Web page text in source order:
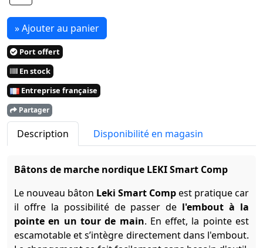
» Ajouter au panier
Port offert
En stock
Entreprise française
Partager
Description Disponibilité en magasin
Bâtons de marche nordique LEKI Smart Comp
Le nouveau bâton Leki Smart Compest pratique car
il offre la possibilité de passer de l'embout à la
pointe en un tour de main. En effet, la pointe est
escamotable et s’intègre directement dans l'embout.